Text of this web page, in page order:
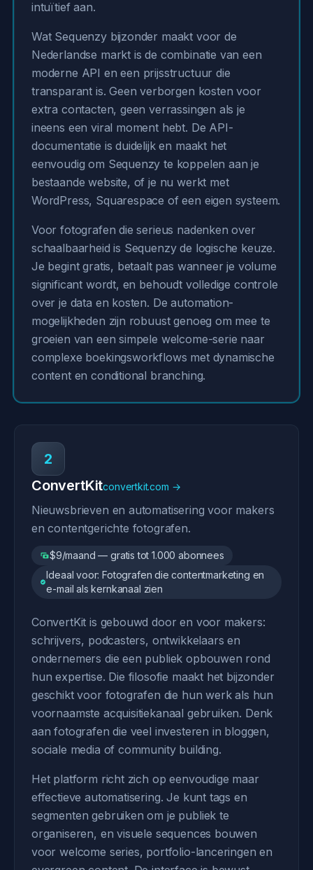
intuïtief aan.
Wat Sequenzy bijzonder maakt voor de
Nederlandse markt is de combinatie van een
moderne API en een prijsstructuur die
transparant is. Geen verborgen kosten voor
extra contacten, geen verrassingen als je
ineens een viral moment hebt. De API-
documentatie is duidelijk en maakt het
eenvoudig om Sequenzy te koppelen aan je
bestaande website, of je nu werkt met
WordPress, Squarespace of een eigen systeem.
Voor fotografen die serieus nadenken over
schaalbaarheid is Sequenzy de logische keuze.
Je begint gratis, betaalt pas wanneer je volume
significant wordt, en behoudt volledige controle
over je data en kosten. De automation-
mogelijkheden zijn robuust genoeg om mee te
groeien van een simpele welcome-serie naar
complexe boekingsworkflows met dynamische
content en conditional branching.
2
ConvertKitconvertkit.com →
Nieuwsbrieven en automatisering voor makers
en contentgerichte fotografen.
$9/maand — gratis tot 1.000 abonnees
Ideaal voor: Fotografen die contentmarketing en
e-mail als kernkanaal zien
ConvertKit is gebouwd door en voor makers:
schrijvers, podcasters, ontwikkelaars en
ondernemers die een publiek opbouwen rond
hun expertise. Die filosofie maakt het bijzonder
geschikt voor fotografen die hun werk als hun
voornaamste acquisitiekanaal gebruiken. Denk
aan fotografen die veel investeren in bloggen,
sociale media of community building.
Het platform richt zich op eenvoudige maar
effectieve automatisering. Je kunt tags en
segmenten gebruiken om je publiek te
organiseren, en visuele sequences bouwen
voor welcome series, portfolio-lanceringen en